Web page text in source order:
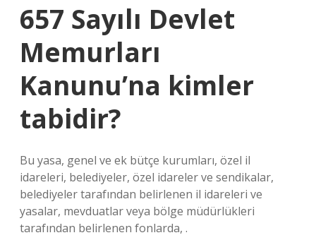
657 Sayılı Devlet
Memurları
Kanunu’na kimler
tabidir?
Bu yasa, genel ve ek bütçe kurumları, özel il
idareleri, belediyeler, özel idareler ve sendikalar,
belediyeler tarafından belirlenen il idareleri ve
yasalar, mevduatlar veya bölge müdürlükleri
tarafından belirlenen fonlarda, .